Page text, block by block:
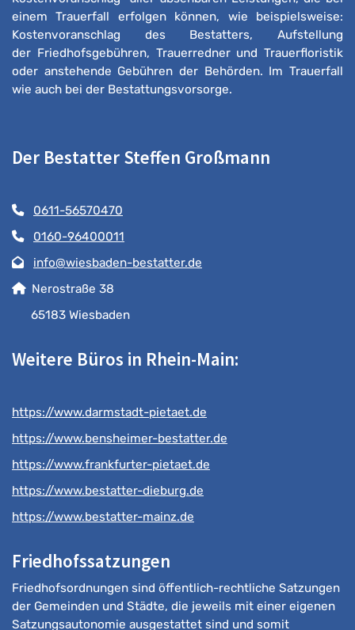
einem Trauerfall erfolgen können, wie beispielsweise:
Kostenvoranschlag des Bestatters, Aufstellung
der Friedhofsgebühren, Trauerredner und Trauerfloristik
oder anstehende Gebühren der Behörden. Im Trauerfall
wie auch bei der Bestattungsvorsorge.
Der Bestatter Steffen Großmann
0611-56570470
0160-96400011
info@wiesbaden-bestatter.de
Nerostraße 38
65183 Wiesbaden
Weitere Büros in Rhein-Main:
https://www.darmstadt-pietaet.de
https://www.bensheimer-bestatter.de
https://www.frankfurter-pietaet.de
https://www.bestatter-dieburg.de
https://www.bestatter-mainz.de
Friedhofssatzungen
Friedhofsordnungen sind öffentlich-rechtliche Satzungen
der Gemeinden und Städte, die jeweils mit einer eigenen
Satzungsautonomie ausgestattet sind und somit